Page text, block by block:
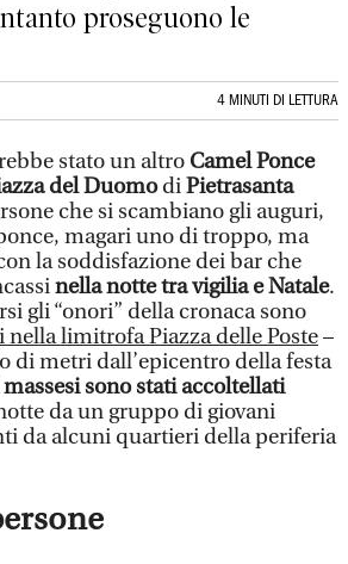
proseguono le
4 MINUTI DI LETTURA
stato un altro Camel Ponce
del DuomodiPietrasanta
che si scambiano gli auguri,
magari uno di troppo, ma
la soddisfazione dei bar che
nella notte tra vigilia e Natale.
gli “onori” della cronaca sono
limitrofa Piazza delle Poste–
di metri dall’epicentro della festa
sono stati accoltellati
da un gruppo di giovani
da alcuni quartieri della periferia